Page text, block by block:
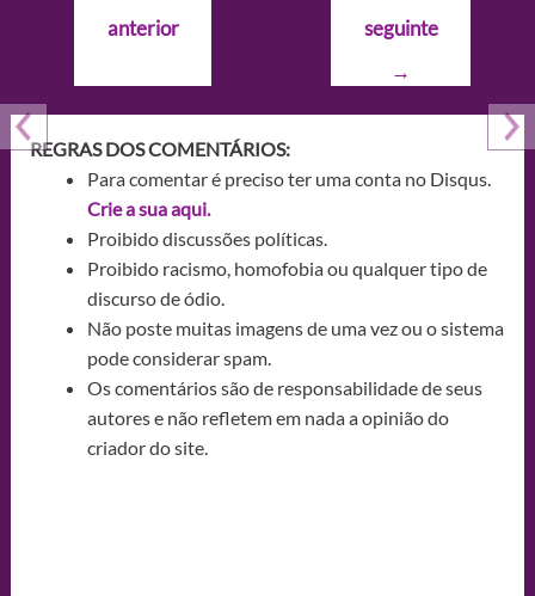
Postanterior
seguinte
→
REGRAS DOS COMENTÁRIOS:
Para comentar é preciso ter uma conta no Disqus.
Crie a sua aqui.
Proibido discussões políticas.
Proibido racismo, homofobia ou qualquer tipo de
discurso de ódio.
Não poste muitas imagens de uma vez ou o sistema
pode considerar spam.
Os comentários são de responsabilidade de seus
autores e não refletem em nada a opinião do
criador do site.